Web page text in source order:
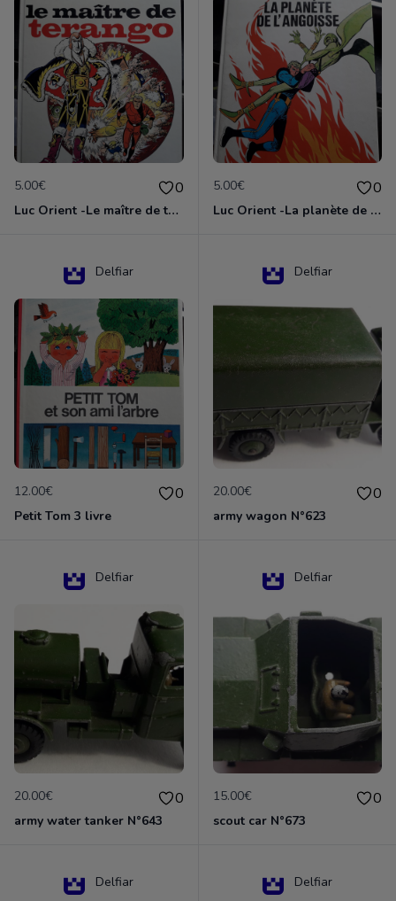
5.00€ 0
Luc Orient -Le maître de terango
5.00€ 0
Luc Orient -La planète de l'angoisse
Delfiar
12.00€ 0
Petit Tom 3 livre
Delfiar
20.00€ 0
army wagon N°623
Delfiar
20.00€ 0
army water tanker N°643
Delfiar
15.00€ 0
scout car N°673
Delfiar Delfiar